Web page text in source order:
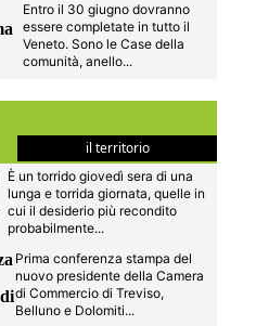
Entro il 30 giugno dovranno
essere completate in tutto il
Veneto. Sono le Case della
comunità, anello...
il territorio
È un torrido giovedì sera di una
lunga e torrida giornata, quelle in
cui il desiderio più recondito
probabilmente...
Prima conferenza stampa del
nuovo presidente della Camera
di Commercio di Treviso,
Belluno e Dolomiti...